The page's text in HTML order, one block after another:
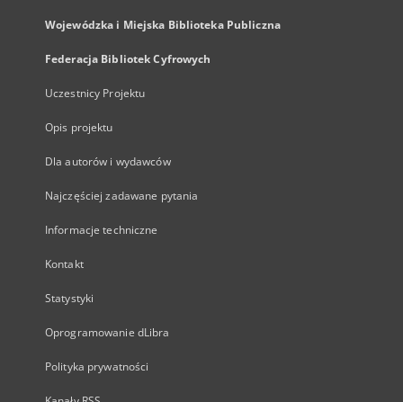
Wojewódzka i Miejska Biblioteka Publiczna
Federacja Bibliotek Cyfrowych
Uczestnicy Projektu
Opis projektu
Dla autorów i wydawców
Najczęściej zadawane pytania
Informacje techniczne
Kontakt
Statystyki
Oprogramowanie dLibra
Polityka prywatności